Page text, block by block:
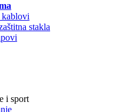
stakla
i sport